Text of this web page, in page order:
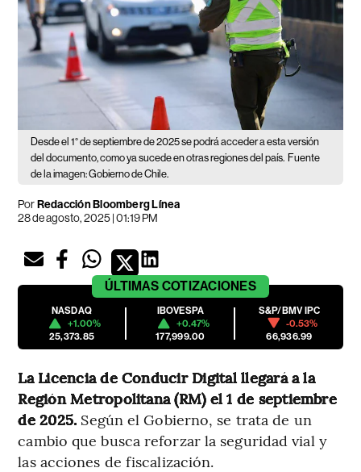
Desde el 1° de septiembre de 2025 se podrá acceder a esta versión
del documento, como ya sucede en otras regiones del país. Fuente
de la imagen: Gobierno de Chile.
PorRedacción Bloomberg Línea
28 de agosto, 2025 | 01:19 PM
ÚLTIMAS COTIZACIONES
NASDAQ
+1.00%
25,373.85
IBOVESPA
+0.47%
177,999.00
S&P/BMV IPC
-0.53%
66,936.99
La Licencia de Conducir Digital llegará a la
Región Metropolitana (RM) el 1 de septiembre
de 2025. Según el Gobierno, se trata de un
cambio que busca reforzar la seguridad vial y
las acciones de fiscalización.